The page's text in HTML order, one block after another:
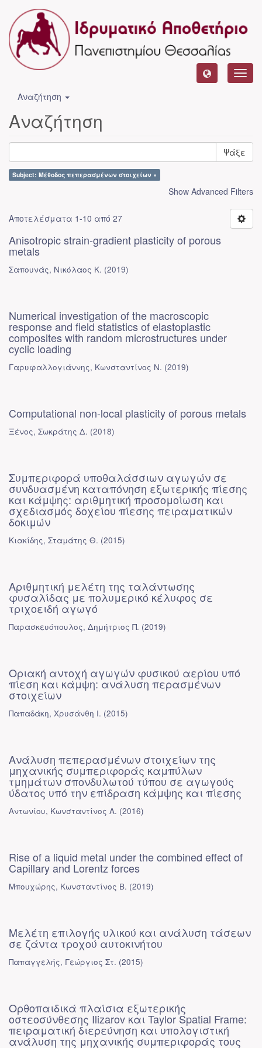
Αναζήτηση
Αναζήτηση
Ψάξε
Subject: Μέθοδος πεπερασμένων στοιχείων ×
Show Advanced Filters
Αποτελέσματα 1-10 από 27
Anisotropic strain-gradient plasticity of porous
metals
Σαπουνάς, Νικόλαος Κ. (2019)
Numerical investigation of the macroscopic
response and field statistics of elastoplastic
composites with random microstructures under
cyclic loading
Γαρυφαλλογιάννης, Κωνσταντίνος Ν. (2019)
Computational non-local plasticity of porous metals
Ξένος, Σωκράτης Δ. (2018)
Συμπεριφορά υποθαλάσσιων αγωγών σε
συνδυασμένη καταπόνηση εξωτερικής πίεσης
και κάμψης: αριθμητική προσομοίωση και
σχεδιασμός δοχείου πίεσης πειραματικών
δοκιμών
Κιακίδης, Σταμάτης Θ. (2015)
Αριθμητική μελέτη της ταλάντωσης
φυσαλίδας με πολυμερικό κέλυφος σε
τριχοειδή αγωγό
Παρασκευόπουλος, Δημήτριος Π. (2019)
Οριακή αντοχή αγωγών φυσικού αερίου υπό
πίεση και κάμψη: ανάλυση περασμένων
στοιχείων
Παπαδάκη, Χρυσάνθη Ι. (2015)
Ανάλυση πεπερασμένων στοιχείων της
μηχανικής συμπεριφοράς καμπύλων
τμημάτων σπονδυλωτού τύπου σε αγωγούς
ύδατος υπό την επίδραση κάμψης και πίεσης
Αντωνίου, Κωνσταντίνος Α. (2016)
Rise of a liquid metal under the combined effect of
Capillary and Lorentz forces
Μπουχώρης, Κωνσταντίνος Β. (2019)
Μελέτη επιλογής υλικού και ανάλυση τάσεων
σε ζάντα τροχού αυτοκινήτου
Παπαγγελής, Γεώργιος Στ. (2015)
Ορθοπαιδικά πλαίσια εξωτερικής
οστεοσύνθεσης Ilizarov και Taylor Spatial Frame:
πειραματική διερεύνηση και υπολογιστική
ανάλυση της μηχανικής συμπεριφοράς τους